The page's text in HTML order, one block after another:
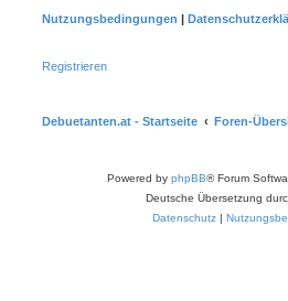
Nutzungsbedingungen |
Registrieren
Debuetanten.at - Startseite Foren-
Powered by phpBB® Forum
Deutsche Übersetzung
Datenschutz|